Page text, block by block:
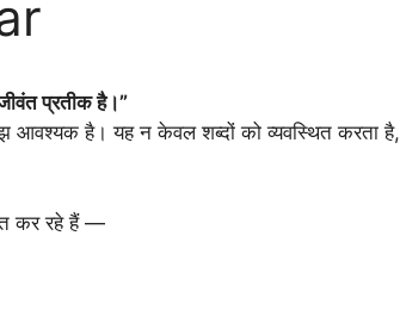
प्रतीक है।”
आवश्यक है। यह न केवल शब्दों को व्यवस्थित करता है,
कर रहे हैं —